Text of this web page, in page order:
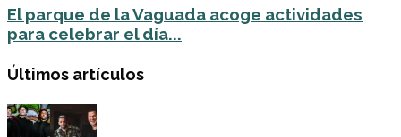
El parque de la Vaguada acoge actividades
para celebrar el día...
Últimos artículos